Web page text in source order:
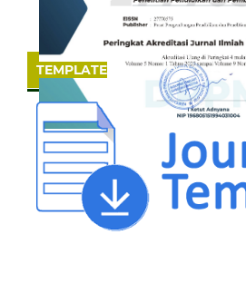
TEMPLATE